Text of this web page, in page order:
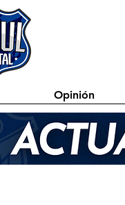
Opinión